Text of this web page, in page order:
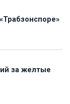
за желтые